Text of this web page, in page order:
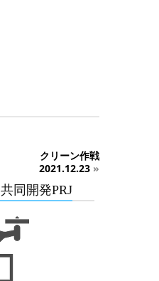
クリーン作戦
2021.12.23 »
同開発PRJ